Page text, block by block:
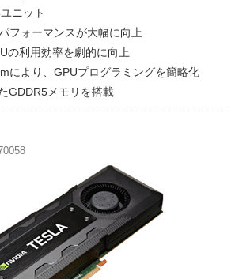
ニット
フォーマンスが大幅に向上
の利用効率を劇的に向上
により、GPUプログラミングを簡略化
GDDR5メモリを搭載